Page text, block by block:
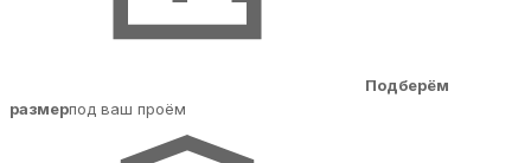
Подберём
размерпод ваш проём